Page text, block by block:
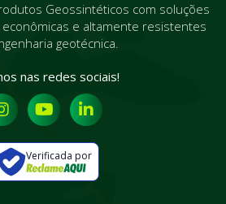
Geossintéticos com soluções
e altamente resistentes
geotécnica.
nas redes sociais!
Verificada por